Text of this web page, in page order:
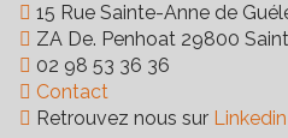
15 Rue Sainte-Anne de
ZA De. Penhoat 29800
02 98 53 36 36
Contact
Retrouvez nous sur Linkedin